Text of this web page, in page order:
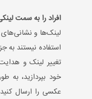
افراد را به سمت
لینک‌ها و
استفاده نیستند به
تغییر لینک و
خود بپردازید، به
عکسی را ارسال